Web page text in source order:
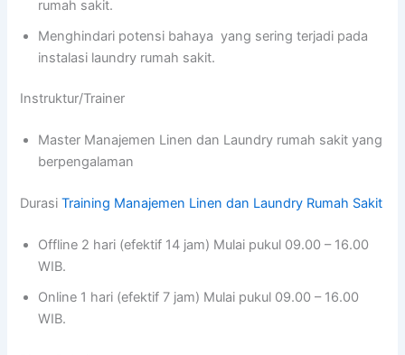
rumah sakit.
Menghindari potensi bahaya yang sering terjadi pada
instalasi laundry rumah sakit.
Instruktur/Trainer
Master Manajemen Linen dan Laundry rumah sakit yang
berpengalaman
DurasiTraining Manajemen Linen dan Laundry Rumah Sakit
Offline 2 hari (efektif 14 jam) Mulai pukul 09.00 – 16.00
WIB.
Online 1 hari (efektif 7 jam) Mulai pukul 09.00 – 16.00
WIB.